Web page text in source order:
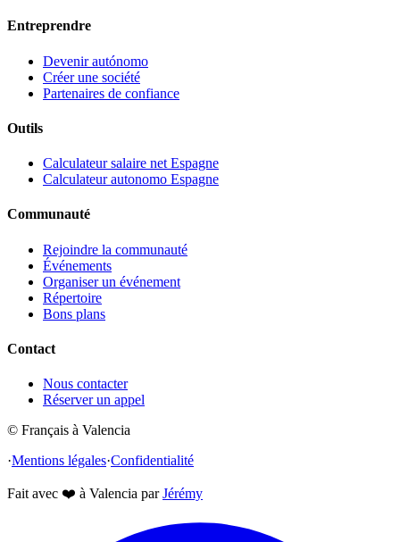
Entreprendre
Devenir autónomo
Créer une société
Partenaires de confiance
Outils
Calculateur salaire net Espagne
Calculateur autonomo Espagne
Communauté
Rejoindre la communauté
Événements
Organiser un événement
Répertoire
Bons plans
Contact
Nous contacter
Réserver un appel
© Français à Valencia
·Mentions légales·Confidentialité
Fait avec ❤️ à Valencia par Jérémy